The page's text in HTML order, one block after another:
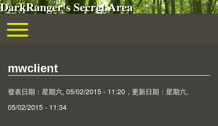
移至主內容
DarkRanger's Secret Area
主導覽
Toggle main menu
mwclient
發表日期：星期六, 05/02/2015 - 11:20，更新日期：星期六,
05/02/2015 - 11:34